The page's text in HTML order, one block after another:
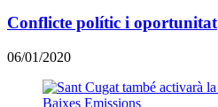
Conflicte polític i oportunitat
06/01/2020